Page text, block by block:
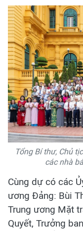
Tổng Bí thư, Chủ
các nhà
Cùng dự có các
ương Đảng: Bùi
Trung ương Mặt
Quyết, Trưởng